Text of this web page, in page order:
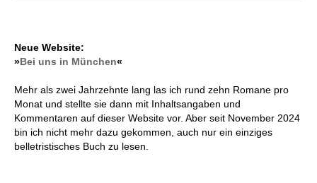
Neue Website:
»Bei uns in München«
Mehr als zwei Jahrzehnte lang las ich rund zehn Romane pro
Monat und stellte sie dann mit Inhaltsangaben und
Kommentaren auf dieser Website vor. Aber seit November 2024
bin ich nicht mehr dazu gekommen, auch nur ein einziges
belletristisches Buch zu lesen.